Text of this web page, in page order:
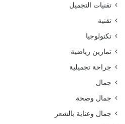
تقنيات التجميل
تقنية
تكنولوجيا
تمارين رياضية
جراحة تجميلية
جمال
جمال وصحة
جمال وعناية بالشعر